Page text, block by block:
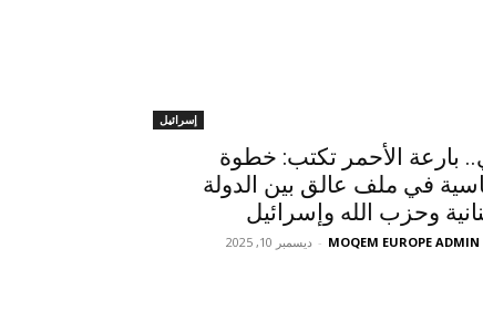
إسرائيل
بارعة الأحمر تكتب: خطوة
في ملف عالق بين الدولة
وحزب الله وإسرائيل
MOQEM EUROPE ADMIN
- ديسمبر 10, 2025